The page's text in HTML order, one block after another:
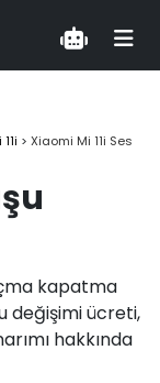
> Xiaomi Mi 11i Ses
kapatma
değişimi ücreti,
hakkında